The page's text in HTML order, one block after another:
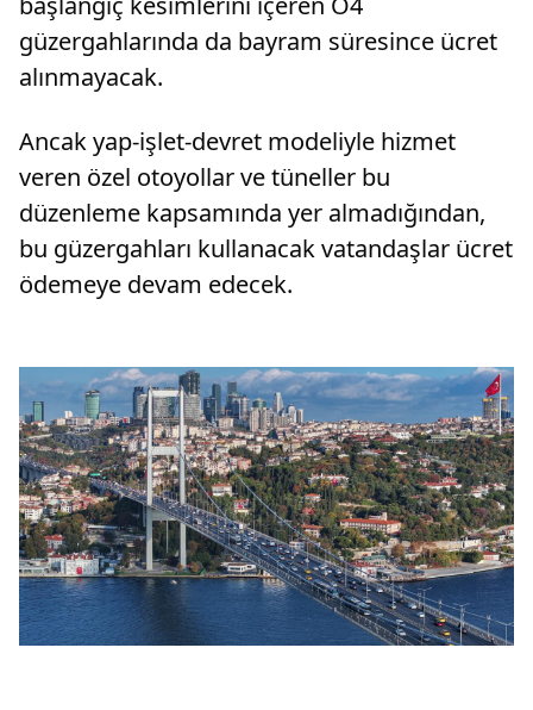
güzergahlarında da bayram süresince ücret
alınmayacak.
Ancak yap-işlet-devret modeliyle hizmet
veren özel otoyollar ve tüneller bu
düzenleme kapsamında yer almadığından,
bu güzergahları kullanacak vatandaşlar ücret
ödemeye devam edecek.